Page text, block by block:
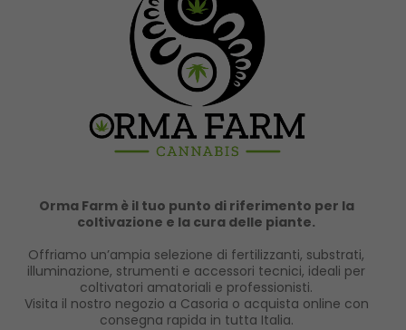
Orma Farm è il tuo punto di riferimento per la
coltivazione e la cura delle piante.
Offriamo un’ampia selezione di fertilizzanti, substrati,
illuminazione, strumenti e accessori tecnici, ideali per
coltivatori amatoriali e professionisti.
Visita il nostro negozio a Casoria o acquista online con
consegna rapida in tutta Italia.